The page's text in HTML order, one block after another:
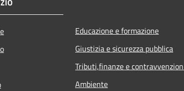
Educazione e formazione
Giustizia e sicurezza pubblica
Tributi,finanze e
Ambiente